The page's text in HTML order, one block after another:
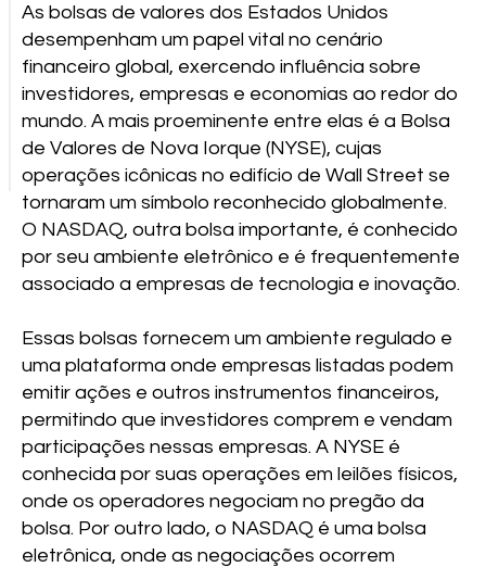
As bolsas de valores dos Estados Unidos
desempenham um papel vital no cenário
financeiro global, exercendo influência sobre
investidores, empresas e economias ao redor do
mundo. A mais proeminente entre elas é a Bolsa
de Valores de Nova Iorque (NYSE), cujas
operações icônicas no edifício de Wall Street se
tornaram um símbolo reconhecido globalmente.
O NASDAQ, outra bolsa importante, é conhecido
por seu ambiente eletrônico e é frequentemente
associado a empresas de tecnologia e inovação.
Essas bolsas fornecem um ambiente regulado e
uma plataforma onde empresas listadas podem
emitir ações e outros instrumentos financeiros,
permitindo que investidores comprem e vendam
participações nessas empresas. A NYSE é
conhecida por suas operações em leilões físicos,
onde os operadores negociam no pregão da
bolsa. Por outro lado, o NASDAQ é uma bolsa
eletrônica, onde as negociações ocorrem